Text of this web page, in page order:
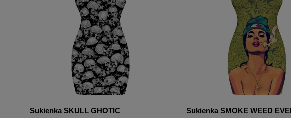
(C)
Sukienka SKULL GHOTIC
Sukienka SMOKE WEED